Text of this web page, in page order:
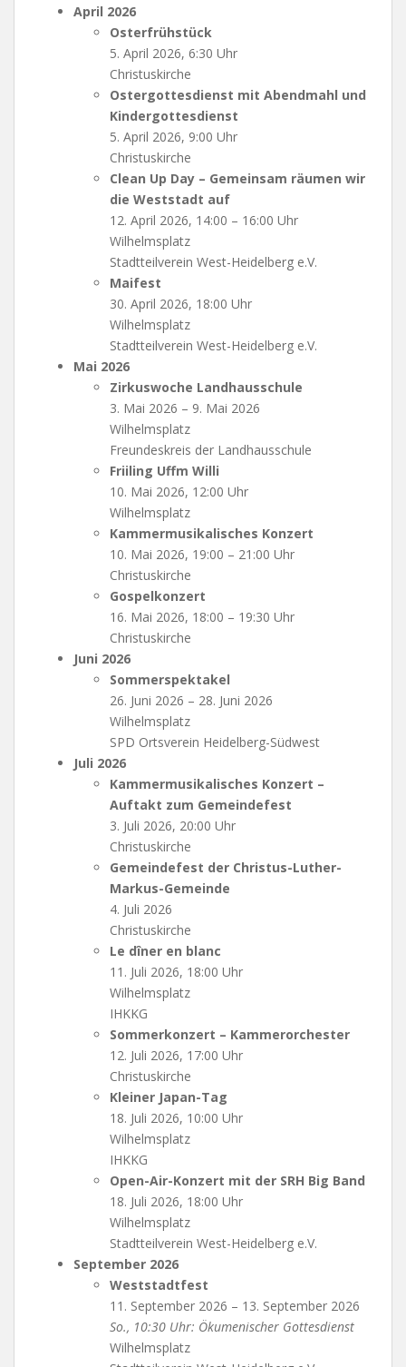
April 2026
Osterfrühstück
5. April 2026, 6:30 Uhr
Christuskirche
Ostergottesdienst mit Abendmahl und
Kindergottesdienst
5. April 2026, 9:00 Uhr
Christuskirche
Clean Up Day – Gemeinsam räumen wir
die Weststadt auf
12. April 2026, 14:00 – 16:00 Uhr
Wilhelmsplatz
Stadtteilverein West-Heidelberg e.V.
Maifest
30. April 2026, 18:00 Uhr
Wilhelmsplatz
Stadtteilverein West-Heidelberg e.V.
Mai 2026
Zirkuswoche Landhausschule
3. Mai 2026 – 9. Mai 2026
Wilhelmsplatz
Freundeskreis der Landhausschule
Friiling Uffm Willi
10. Mai 2026, 12:00 Uhr
Wilhelmsplatz
Kammermusikalisches Konzert
10. Mai 2026, 19:00 – 21:00 Uhr
Christuskirche
Gospelkonzert
16. Mai 2026, 18:00 – 19:30 Uhr
Christuskirche
Juni 2026
Sommerspektakel
26. Juni 2026 – 28. Juni 2026
Wilhelmsplatz
SPD Ortsverein Heidelberg-Südwest
Juli 2026
Kammermusikalisches Konzert –
Auftakt zum Gemeindefest
3. Juli 2026, 20:00 Uhr
Christuskirche
Gemeindefest der Christus-Luther-
Markus-Gemeinde
4. Juli 2026
Christuskirche
Le dîner en blanc
11. Juli 2026, 18:00 Uhr
Wilhelmsplatz
IHKKG
Sommerkonzert – Kammerorchester
12. Juli 2026, 17:00 Uhr
Christuskirche
Kleiner Japan-Tag
18. Juli 2026, 10:00 Uhr
Wilhelmsplatz
IHKKG
Open-Air-Konzert mit der SRH Big Band
18. Juli 2026, 18:00 Uhr
Wilhelmsplatz
Stadtteilverein West-Heidelberg e.V.
September 2026
Weststadtfest
11. September 2026 – 13. September 2026
So., 10:30 Uhr: Ökumenischer Gottesdienst
Wilhelmsplatz